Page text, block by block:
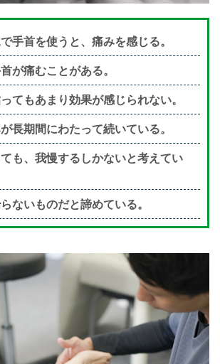
手首を使うと、痛みを感じる。
が痛むことがある。
てもあまり効果が感じられない。
長期間にわたって続いている。
も、我慢するしかないと考えてい
ないものだと諦めている。